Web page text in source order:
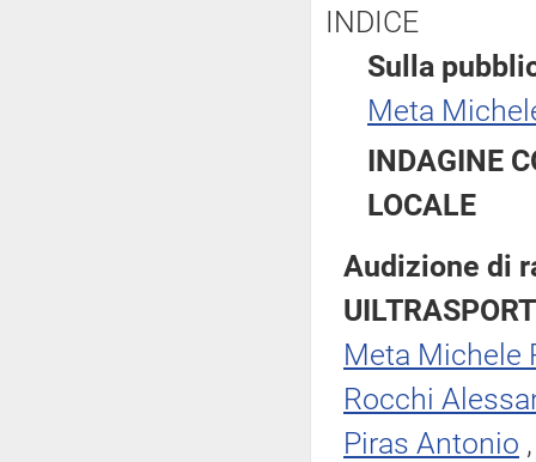
INDICE
Sulla
Meta
INDAGINE
LOCALE
Audizione di
Meta Michele
Rocchi
Piras Antonio